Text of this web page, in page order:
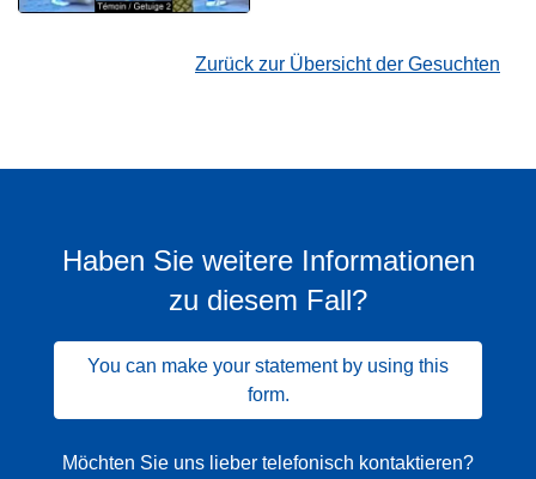
Zurück zur Übersicht der Gesuchten
Haben Sie weitere Informationen
zu diesem Fall?
You can make your statement by using this
form.
Möchten Sie uns lieber telefonisch kontaktieren?